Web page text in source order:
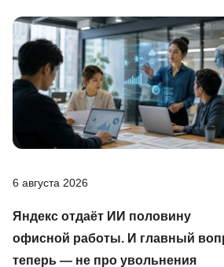
6 августа 2026
Яндекс отдаёт ИИ половину
офисной работы. И главный
теперь — не про увольнения